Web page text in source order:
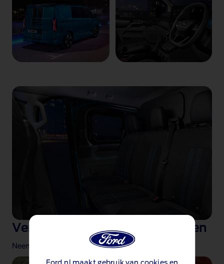
Verwijderbare tweede rij stoelen
Neem drie extra passagiers mee.